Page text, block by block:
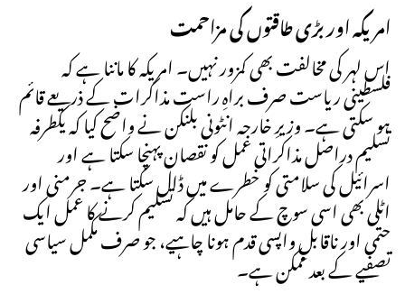
امریکہ اور بڑی طاقتوں کی مزاحمت
اس لہر کی مخالفت بھی کمزور نہیں۔ امریکہ کا ماننا ہے کہ
فلسطینی ریاست صرف براہِ راست مذاکرات کے ذریعے قائم
ہو سکتی ہے۔ وزیرِ خارجہ انٹونی بلنکن نے واضح کیا کہ یکطرفہ
تسلیم دراصل مذاکراتی عمل کو نقصان پہنچا سکتا ہے اور
اسرائیل کی سلامتی کو خطرے میں ڈال سکتا ہے۔ جرمنی اور
اٹلی بھی اسی سوچ کے حامل ہیں کہ تسلیم کرنے کا عمل ایک
حتمی اور ناقابلِ واپسی قدم ہونا چاہیے، جو صرف مکمل سیاسی
تصفیے کے بعد ممکن ہے۔